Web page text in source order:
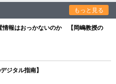
もっと見る
情報はおっかないのか 【岡嶋教授の
ジタル指南】